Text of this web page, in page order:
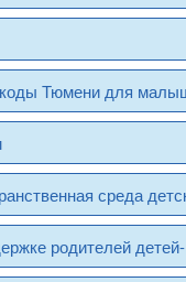
Тюмени для
среда
родителей